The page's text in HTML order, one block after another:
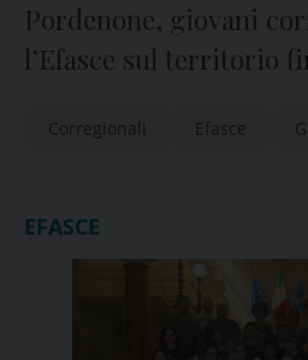
Pordenone, giovani
l’Efasce sul territorio
Corregionali Efasce
EFASCE